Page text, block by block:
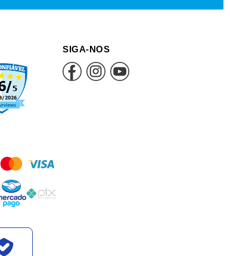
mastercard
mercadopago
SIGA-NOS